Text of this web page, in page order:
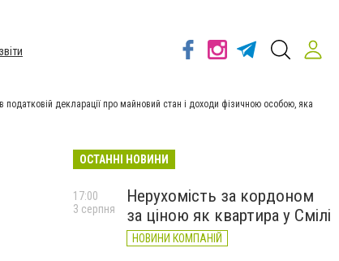
декларації про майновий стан і доходи фізичною особою, яка
ОСТАННІ НОВИНИ
Нерухомість за кордоном
за ціною як квартира у Смілі
НОВИНИ КОМПАНІЙ
17:00
3 серпня